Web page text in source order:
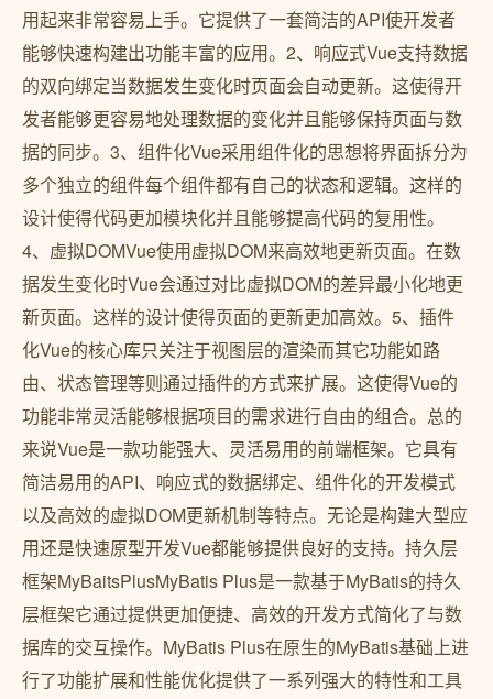
用起来非常容易上手。它提供了一套简洁的API使开发者
能够快速构建出功能丰富的应用。2、响应式Vue支持数据
的双向绑定当数据发生变化时页面会自动更新。这使得开
发者能够更容易地处理数据的变化并且能够保持页面与数
据的同步。3、组件化Vue采用组件化的思想将界面拆分为
多个独立的组件每个组件都有自己的状态和逻辑。这样的
设计使得代码更加模块化并且能够提高代码的复用性。
4、虚拟DOMVue使用虚拟DOM来高效地更新页面。在数
据发生变化时Vue会通过对比虚拟DOM的差异最小化地更
新页面。这样的设计使得页面的更新更加高效。5、插件
化Vue的核心库只关注于视图层的渲染而其它功能如路
由、状态管理等则通过插件的方式来扩展。这使得Vue的
功能非常灵活能够根据项目的需求进行自由的组合。总的
来说Vue是一款功能强大、灵活易用的前端框架。它具有
简洁易用的API、响应式的数据绑定、组件化的开发模式
以及高效的虚拟DOM更新机制等特点。无论是构建大型应
用还是快速原型开发Vue都能够提供良好的支持。持久层
框架MyBaitsPlusMyBatis Plus是一款基于MyBatis的持久
层框架它通过提供更加便捷、高效的开发方式简化了与数
据库的交互操作。MyBatis Plus在原生的MyBatis基础上进
行了功能扩展和性能优化提供了一系列强大的特性和工具